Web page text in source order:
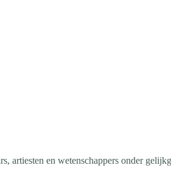
artiesten en wetenschappers onder